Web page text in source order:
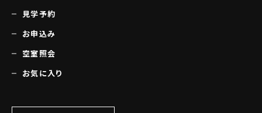
見学予約
お申込み
空室照会
お気に入り